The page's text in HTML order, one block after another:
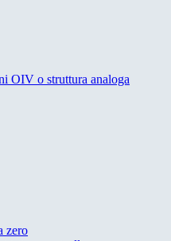
OIV o struttura analoga
zero